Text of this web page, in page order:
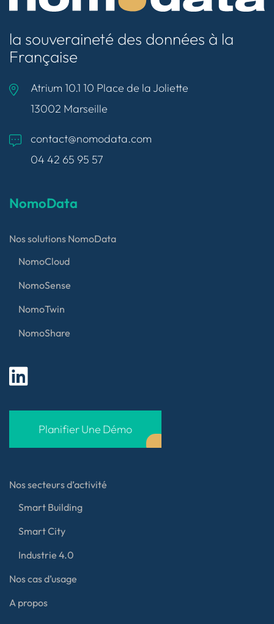
la souveraineté des données à la
Française
Atrium 10.1 10 Place de la Joliette
13002 Marseille
contact@nomodata.com
04 42 65 95 57
NomoData
Nos solutions NomoData
NomoCloud
NomoSense
NomoTwin
NomoShare
Planifier Une Démo
Nos secteurs d’activité
Smart Building
Smart City
Industrie 4.0
Nos cas d’usage
A propos